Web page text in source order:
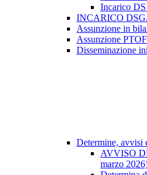
Incarico
INCARICO
Assunzione in
Assunzione
Disseminazione
Determine, avvisi
AVVISO
marzo